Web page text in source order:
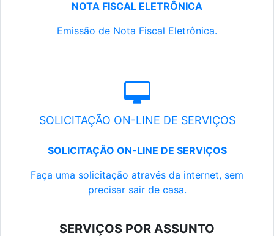
NOTA FISCAL ELETRÔNICA
Emissão de Nota Fiscal Eletrônica.
SOLICITAÇÃO ON-LINE DE SERVIÇOS
SOLICITAÇÃO ON-LINE DE SERVIÇOS
Faça uma solicitação através da internet, sem
precisar sair de casa.
SERVIÇOS POR ASSUNTO